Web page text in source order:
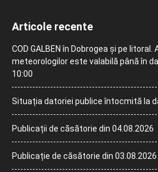
Articole recente
COD GALBEN în Dobrogea și pe litoral.
meteorologilor este valabilă până în
10:00
Situația datoriei publice întocmită la
Publicații de căsătorie din 04.08.2026
Publicație de căsătorie din 03.08.2026